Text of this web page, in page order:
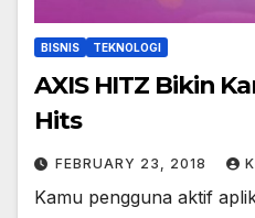
BISNIS TEKNOLOGI
AXIS HITZ Bikin
Hits
FEBRUARY 23, 2018
Kamu pengguna aktif